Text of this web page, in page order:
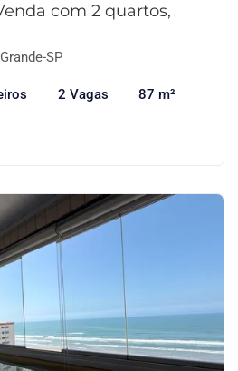
com 2 quartos,
SP
2 Vagas 87 m²